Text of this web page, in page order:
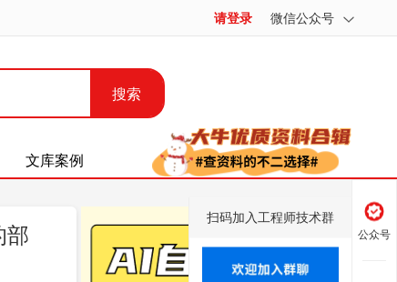
请登录 微信公众号
搜索
文库案例
部
公众号
扫码加入工程师技术群